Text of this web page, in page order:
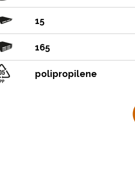
15
165
polipropilene